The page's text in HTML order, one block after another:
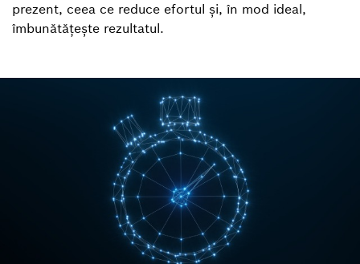
prezent, ceea ce reduce efortul și, în mod ideal,
îmbunătățește rezultatul.